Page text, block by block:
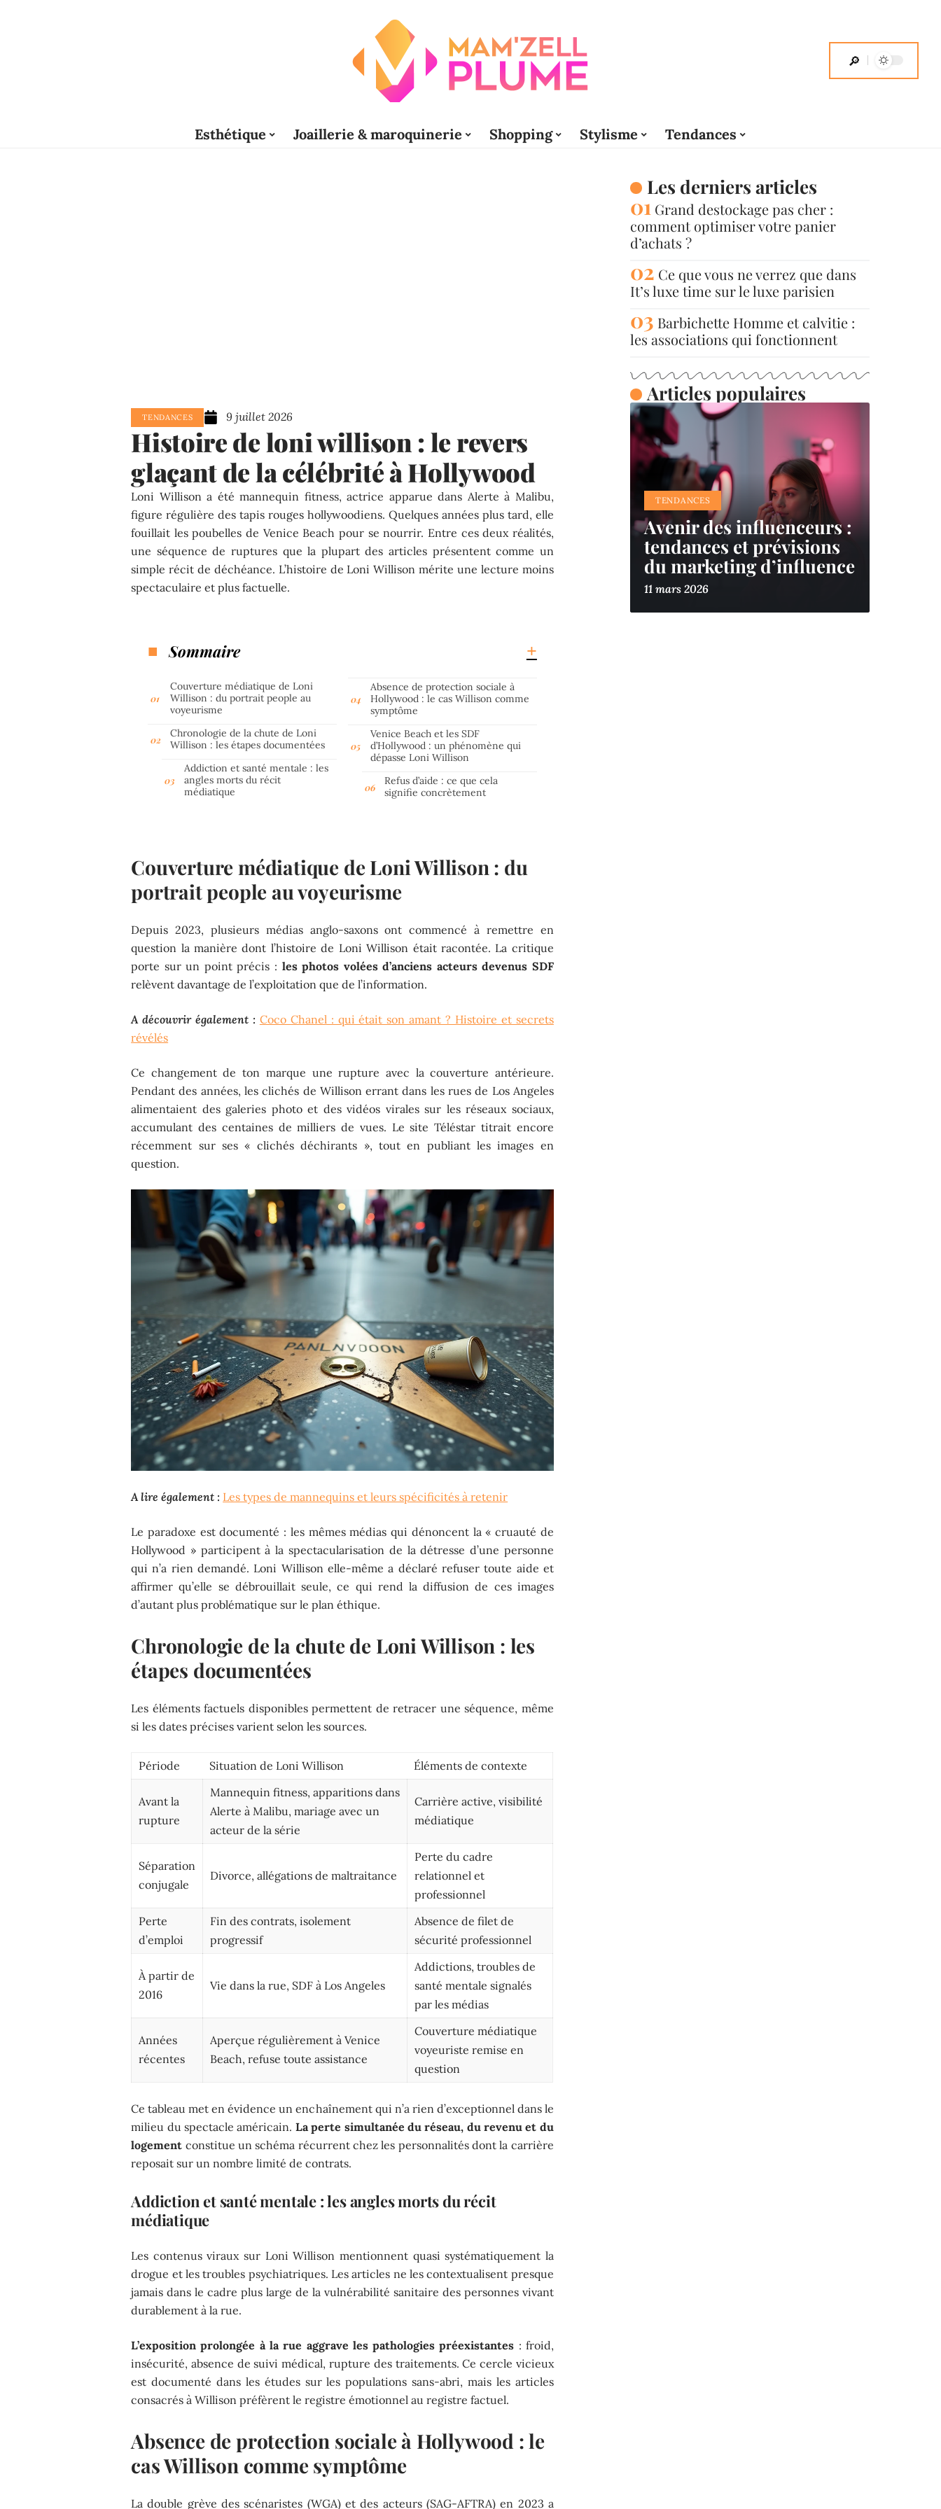
Esthétique Joaillerie & maroquinerie Shopping Stylisme Tendances
TENDANCES 9 juillet 2026
Histoire de loni willison : le revers
glaçant de la célébrité à Hollywood
Loni Willison a été mannequin fitness, actrice apparue dans Alerte à Malibu,
figure régulière des tapis rouges hollywoodiens. Quelques années plus tard, elle
fouillait les poubelles de Venice Beach pour se nourrir. Entre ces deux réalités,
une séquence de ruptures que la plupart des articles présentent comme un
simple récit de déchéance. L’histoire de Loni Willison mérite une lecture moins
spectaculaire et plus factuelle.
Sommaire
Couverture médiatique de Loni
Willison : du portrait people au
voyeurisme
Chronologie de la chute de Loni
Willison : les étapes documentées
Addiction et santé mentale : les
angles morts du récit
médiatique
Absence de protection sociale à
Hollywood : le cas Willison comme
symptôme
Venice Beach et les SDF
d’Hollywood : un phénomène qui
dépasse Loni Willison
Refus d’aide : ce que cela
signifie concrètement
Couverture médiatique de Loni Willison : du
portrait people au voyeurisme
Depuis 2023, plusieurs médias anglo-saxons ont commencé à remettre en
question la manière dont l’histoire de Loni Willison était racontée. La critique
porte sur un point précis : les photos volées d’anciens acteurs devenus SDF
relèvent davantage de l’exploitation que de l’information.
A découvrir également : Coco Chanel : qui était son amant ? Histoire et secrets
révélés
Ce changement de ton marque une rupture avec la couverture antérieure.
Pendant des années, les clichés de Willison errant dans les rues de Los Angeles
alimentaient des galeries photo et des vidéos virales sur les réseaux sociaux,
accumulant des centaines de milliers de vues. Le site Téléstar titrait encore
récemment sur ses « clichés déchirants », tout en publiant les images en
question.
A lire également : Les types de mannequins et leurs spécificités à retenir
Le paradoxe est documenté : les mêmes médias qui dénoncent la « cruauté de
Hollywood » participent à la spectacularisation de la détresse d’une personne
qui n’a rien demandé. Loni Willison elle-même a déclaré refuser toute aide et
affirmer qu’elle se débrouillait seule, ce qui rend la diffusion de ces images
d’autant plus problématique sur le plan éthique.
Chronologie de la chute de Loni Willison : les
étapes documentées
Les éléments factuels disponibles permettent de retracer une séquence, même
si les dates précises varient selon les sources.
Période Situation de Loni Willison Éléments de contexte
Avant la
rupture
Mannequin fitness, apparitions dans
Alerte à Malibu, mariage avec un
acteur de la série
Carrière active, visibilité
médiatique
Séparation
conjugale
Divorce, allégations de maltraitance
Perte du cadre
relationnel et
professionnel
Perte
d’emploi
Fin des contrats, isolement
progressif
Absence de filet de
sécurité professionnel
À partir de
2016
Vie dans la rue, SDF à Los Angeles
Addictions, troubles de
santé mentale signalés
par les médias
Années
récentes
Aperçue régulièrement à Venice
Beach, refuse toute assistance
Couverture médiatique
voyeuriste remise en
question
Ce tableau met en évidence un enchaînement qui n’a rien d’exceptionnel dans le
milieu du spectacle américain. La perte simultanée du réseau, du revenu et du
logement constitue un schéma récurrent chez les personnalités dont la carrière
reposait sur un nombre limité de contrats.
Addiction et santé mentale : les angles morts du récit
médiatique
Les contenus viraux sur Loni Willison mentionnent quasi systématiquement la
drogue et les troubles psychiatriques. Les articles ne les contextualisent presque
jamais dans le cadre plus large de la vulnérabilité sanitaire des personnes vivant
durablement à la rue.
L’exposition prolongée à la rue aggrave les pathologies préexistantes : froid,
insécurité, absence de suivi médical, rupture des traitements. Ce cercle vicieux
est documenté dans les études sur les populations sans-abri, mais les articles
consacrés à Willison préfèrent le registre émotionnel au registre factuel.
Absence de protection sociale à Hollywood : le
cas Willison comme symptôme
La double grève des scénaristes (WGA) et des acteurs (SAG-AFTRA) en 2023 a
Les derniers articles
Grand destockage pas cher :
comment optimiser votre panier
d’achats ?
Ce que vous ne verrez que dans
It’s luxe time sur le luxe parisien
Barbichette Homme et calvitie :
les associations qui fonctionnent
Articles populaires
TENDANCES
Avenir des influenceurs :
tendances et prévisions
du marketing d’influence
11 mars 2026